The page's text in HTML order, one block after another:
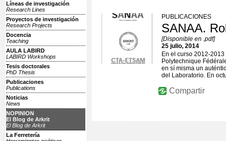
Líneas de investigación
Research Lines
Proyectos de investigación
Research Projects
Docencia
Teaching
AULA LABIRD
LABIRD Workshops
Tesis doctorales
PhD Thesis
Publicaciones
Publications
Noticias
News
NOPINION
El Blog de Arkrit
El Blog de Arkrit
La Ferretería
PUBLICACIONES
SANAA.
[Disponible en .pdf]
25 julio, 2014
En el curso 2012-
Polytechnique
en sí misma un
del Laboratorio. En
Compartir